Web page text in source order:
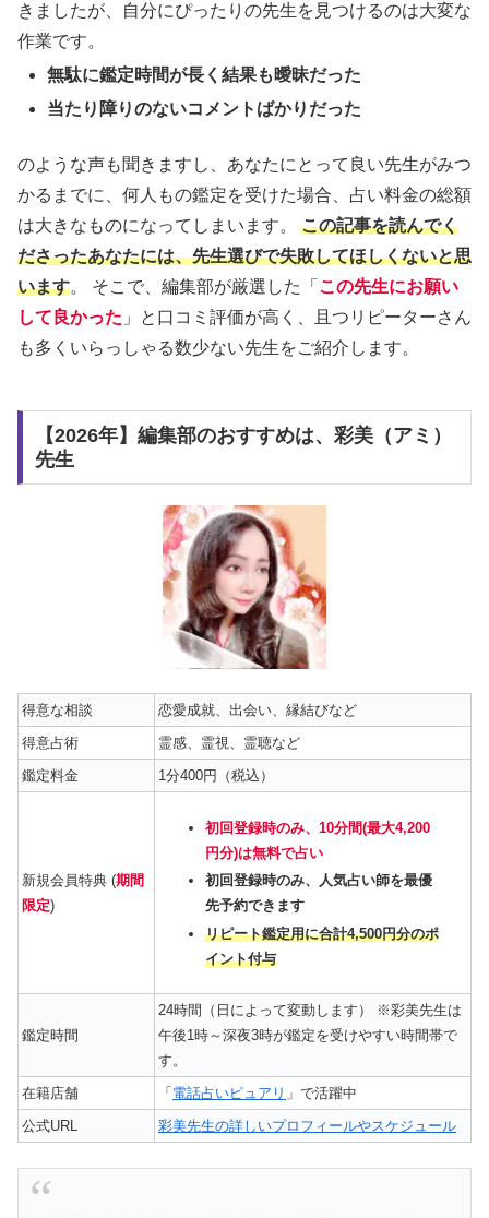
きましたが、自分にぴったりの先生を見つけるのは大変な
作業です。
無駄に鑑定時間が長く結果も曖昧だった
当たり障りのないコメントばかりだった
のような声も聞きますし、あなたにとって良い先生がみつ
かるまでに、何人もの鑑定を受けた場合、占い料金の総額
は大きなものになってしまいます。 この記事を読んでく
ださったあなたには、先生選びで失敗してほしくないと思
います。 そこで、編集部が厳選した「 この先生にお願い
して良かった 」と口コミ評価が高く、且つリピーターさん
も多くいらっしゃる数少ない先生をご紹介します。
【2026年】編集部のおすすめは、彩美（アミ）
先生
得意な相談
恋愛成就、出会い、縁結びなど
得意占術
霊感、霊視、霊聴など
鑑定料金
1分400円（税込）
新規会員特典 (期間
限定)
初回登録時のみ、10分間(最大4,200
円分)は無料で占い
初回登録時のみ、人気占い師を最優
先予約できます
リピート鑑定用に合計4,500円分のポ
イント付与
鑑定時間
24時間（日によって変動します） ※彩美先生は
午後1時～深夜3時が鑑定を受けやすい時間帯で
す。
在籍店舗
「 電話占いピュアリ 」で活躍中
公式URL
彩美先生の詳しいプロフィールやスケジュール